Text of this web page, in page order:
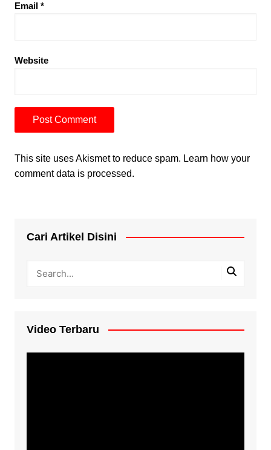
Email *
Website
This site uses Akismet to reduce spam. Learn how your
comment data is processed.
Cari Artikel Disini
Video Terbaru